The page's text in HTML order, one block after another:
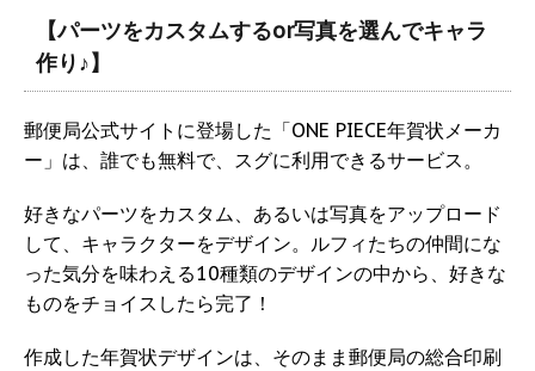
【パーツをカスタムするor写真を選んでキャラ
作り♪】
郵便局公式サイトに登場した「ONE PIECE年賀状メーカ
ー」は、誰でも無料で、スグに利用できるサービス。
好きなパーツをカスタム、あるいは写真をアップロード
して、キャラクターをデザイン。ルフィたちの仲間にな
った気分を味わえる10種類のデザインの中から、好きな
ものをチョイスしたら完了！
作成した年賀状デザインは、そのまま郵便局の総合印刷